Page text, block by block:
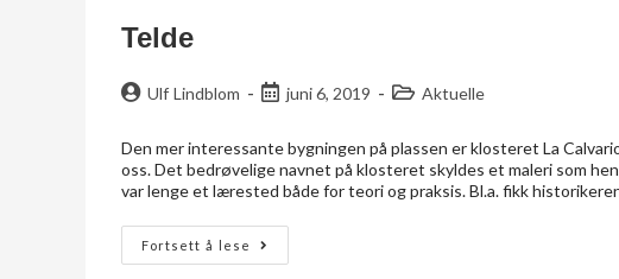
Telde
Ulf Lindblom juni 6, 2019 Aktuelle
Den mer interessante bygningen på plassen er klosteret La
oss. Det bedrøvelige navnet på klosteret skyldes et maleri som
var lenge et lærested både for teori og praksis. Bl.a. fikk
Fortsett å lese